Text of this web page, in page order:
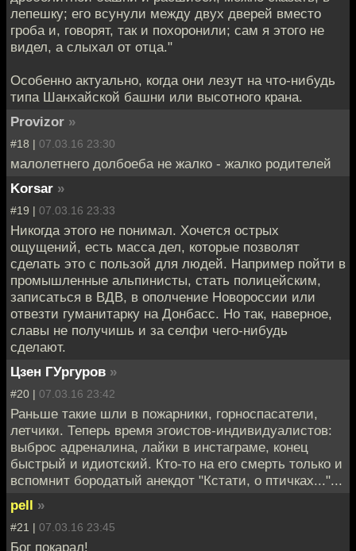
лепешку; его всунули между двух дверей вместо
гроба и, говорят, так и похоронили; сам я этого не
видел, а слыхал от отца."
Особенно актуально, когда они лезут на что-нибудь
типа Шанхайской башни или высотного крана.
Provizor »
#18 | 07.03.16 23:30
малолетнего долбоеба не жалко - жалко родителей
Korsar »
#19 | 07.03.16 23:33
Никогда этого не понимал. Хочется острых
ощущений, есть масса дел, которые позволят
сделать это с пользой для людей. Например пойти в
промышленные альпинисты, стать полицейским,
записаться в ВДВ, в ополчение Новороссии или
отвезти гуманитарку на Донбасс. Но так, наверное,
славы не получишь и за селфи чего-нибудь
сделают.
Цзен ГУргуров »
#20 | 07.03.16 23:42
Раньше такие шли в пожарники, горноспасатели,
летчики. Теперь время эгоистов-индивидуалистов:
выброс адреналина, лайки в инстаграме, конец
быстрый и идиотский. Кто-то на его смерть только и
вспомнит бородатый анекдот "Кстати, о птичках..."...
pell »
#21 | 07.03.16 23:45
Бог покарал!